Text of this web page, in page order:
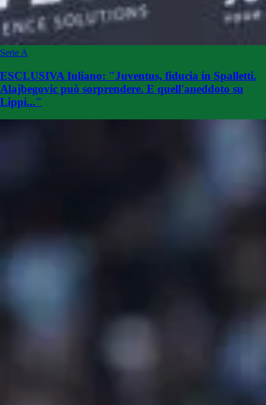
Serie A
ESCLUSIVA Iuliano: "Juventus, fiducia in Spalletti.
Alajbegovic può sorprendere. E quell'aneddoto su
Lippi..."